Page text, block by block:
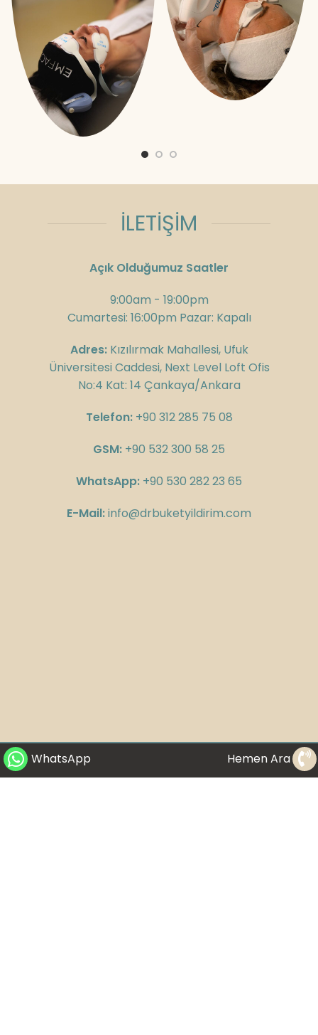
İLETİŞİM
Açık Olduğumuz Saatler
9:00am - 19:00pm
Cumartesi: 16:00pm Pazar: Kapalı
Adres:Kızılırmak Mahallesi, Ufuk
Üniversitesi Caddesi, Next Level Loft Ofis
No:4 Kat: 14 Çankaya/Ankara
Telefon: +90 312 285 75 08
GSM: +90 532 300 58 25
WhatsApp: +90 530 282 23 65
E-Mail:info@drbuketyildirim.com
WhatsApp Hemen Ara